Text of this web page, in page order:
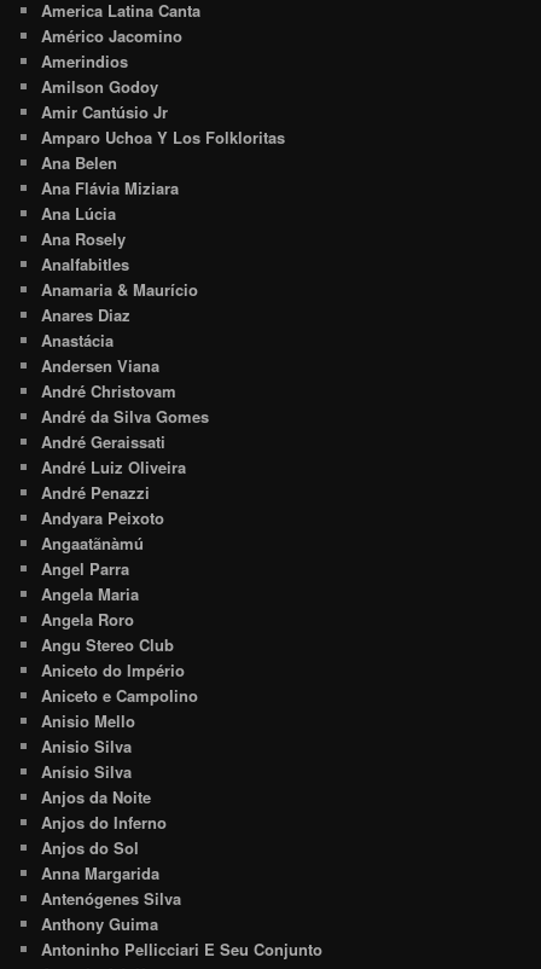
America Latina Canta
Américo Jacomino
Amerindios
Amilson Godoy
Amir Cantúsio Jr
Amparo Uchoa Y Los Folkloritas
Ana Belen
Ana Flávia Miziara
Ana Lúcia
Ana Rosely
Analfabitles
Anamaria & Maurício
Anares Diaz
Anastácia
Andersen Viana
André Christovam
André da Silva Gomes
André Geraissati
André Luiz Oliveira
André Penazzi
Andyara Peixoto
Angaatãnàmú
Angel Parra
Angela Maria
Angela Roro
Angu Stereo Club
Aniceto do Império
Aniceto e Campolino
Anisio Mello
Anisio Silva
Anísio Silva
Anjos da Noite
Anjos do Inferno
Anjos do Sol
Anna Margarida
Antenógenes Silva
Anthony Guima
Antoninho Pellicciari E Seu Conjunto